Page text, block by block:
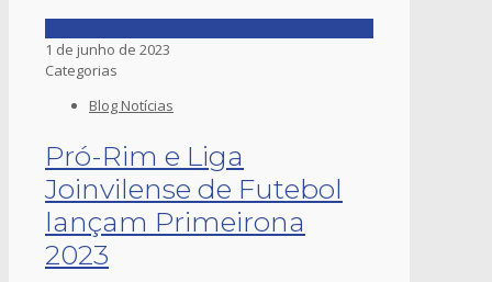
1 de junho de 2023
Categorias
Blog Notícias
Pró-Rim e Liga
Joinvilense de Futebol
lançam Primeirona
2023